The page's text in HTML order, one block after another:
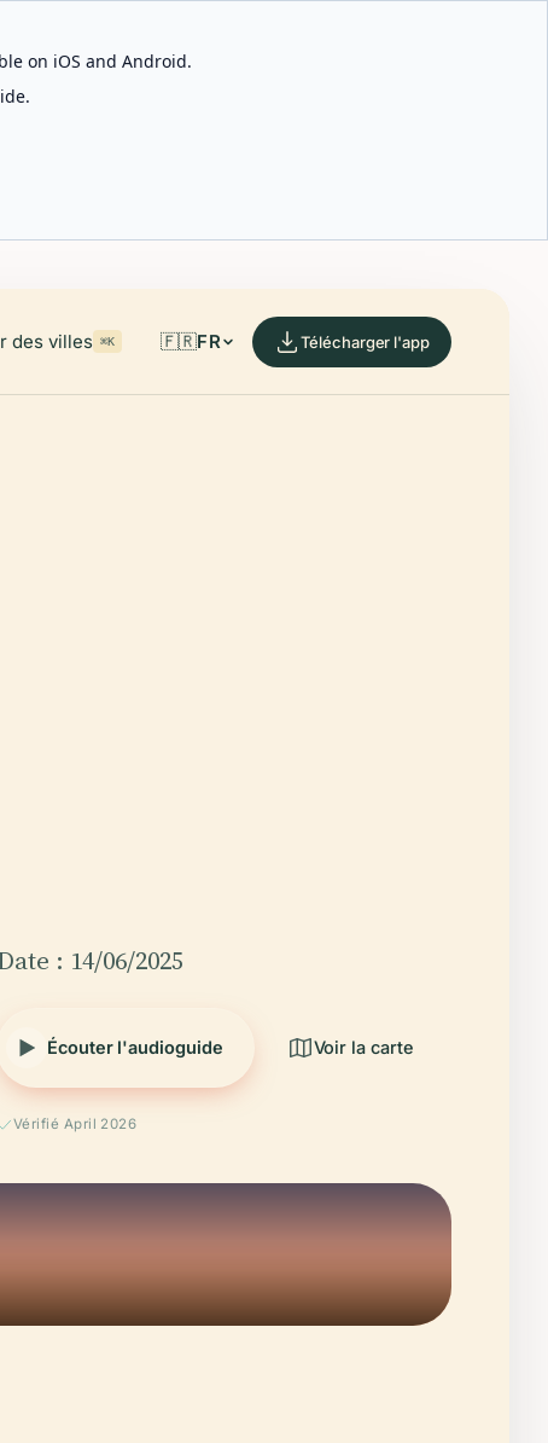
on iOS and Android.
des villes ⌘K 🇫🇷FR Télécharger l'app
: 14/06/2025
Écouter l'audioguide Voir la carte
Vérifié April 2026